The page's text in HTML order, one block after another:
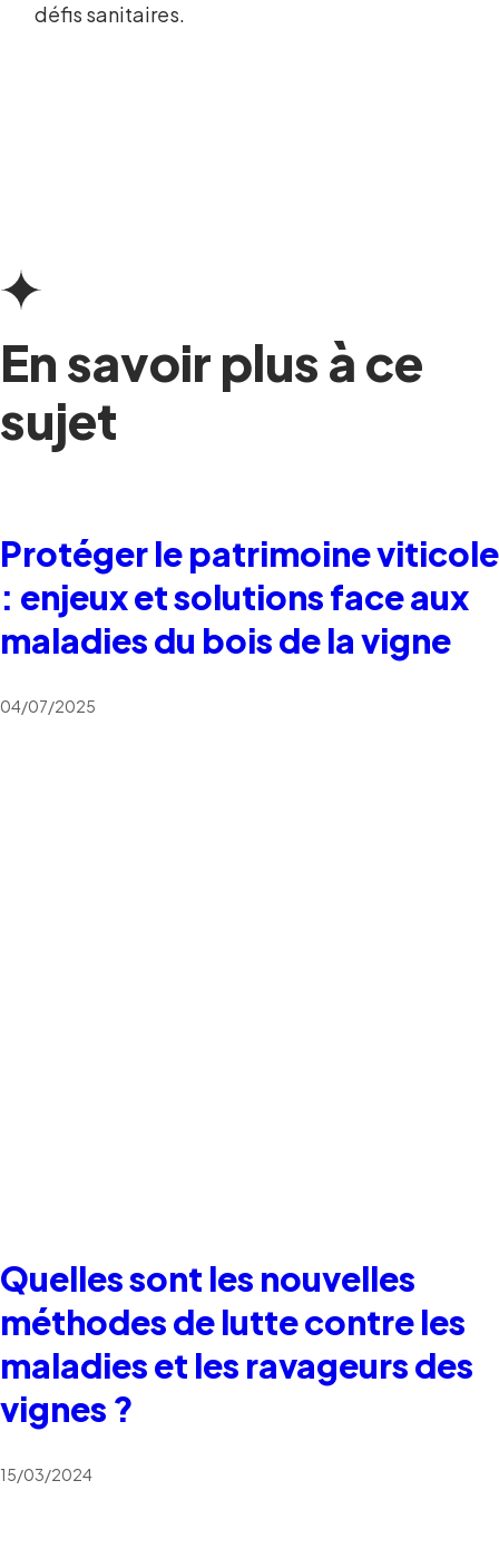
défis sanitaires.
En savoir plus à ce
sujet
Protéger le patrimoine viticole
: enjeux et solutions face aux
maladies du bois de la vigne
04/07/2025
Quelles sont les nouvelles
méthodes de lutte contre les
maladies et les ravageurs des
vignes ?
15/03/2024